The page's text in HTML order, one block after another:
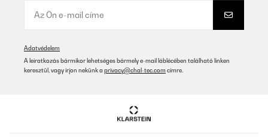
ELLENŐRZÖTT ÉRTÉKELÉS
Adatvédelem
A leiratkozás bármikor lehetséges bármely e-mail láblécében található linken
keresztül, vagy írjon nekünk a privacy@chal-tec.com címre.